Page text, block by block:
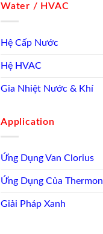
Water / HVAC
Hệ Cấp Nước
Hệ HVAC
Gia Nhiệt Nước & Khí
Application
Ứng Dụng Van Clorius
Ứng Dụng Của Thermon
Giải Pháp Xanh